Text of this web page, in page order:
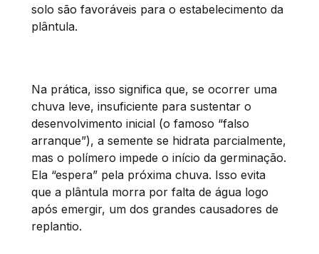
solo são favoráveis para o estabelecimento da
plântula.
Na prática, isso significa que, se ocorrer uma
chuva leve, insuficiente para sustentar o
desenvolvimento inicial (o famoso “falso
arranque”), a semente se hidrata parcialmente,
mas o polímero impede o início da germinação.
Ela “espera” pela próxima chuva. Isso evita
que a plântula morra por falta de água logo
após emergir, um dos grandes causadores de
replantio.